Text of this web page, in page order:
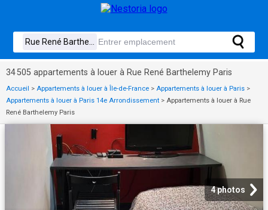
34 505 appartements à louer à Rue René Barthelemy Paris
Accueil > Appartements à louer à Île-de-France > Appartements à louer à Paris >
Appartements à louer à Paris 14e Arrondissement > Appartements à louer à Rue
René Barthelemy Paris
4 photos